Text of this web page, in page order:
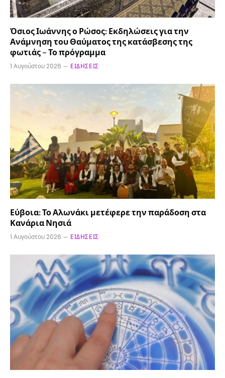
Όσιος Ιωάννης ο Ρώσος: Εκδηλώσεις για την
Ανάμνηση του Θαύματος της κατάσβεσης της
φωτιάς – Το πρόγραμμα
1 Αυγούστου 2026 ΕΙΔΉΣΕΙΣ
Εύβοια: Το Αλωνάκι μετέφερε την παράδοση στα
Κανάρια Νησιά
1 Αυγούστου 2026 ΕΙΔΉΣΕΙΣ